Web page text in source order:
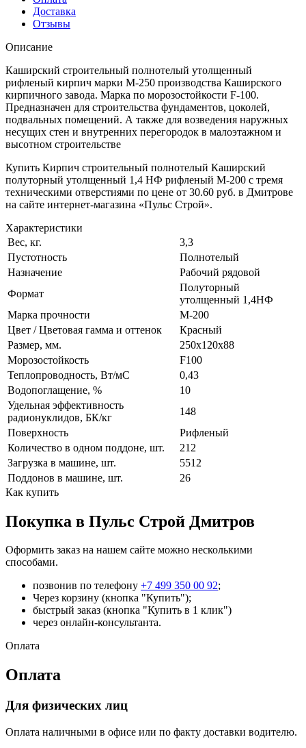
Доставка
Отзывы
Описание
Каширский строительный полнотелый утолщенный
рифленый кирпич марки М-250 производства Каширского
кирпичного завода. Марка по морозостойкости F-100.
Предназначен для строительства фундаментов, цоколей,
подвальных помещений. А также для возведения наружных
несущих стен и внутренних перегородок в малоэтажном и
высотном строительстве
Купить Кирпич строительный полнотелый Каширский
полуторный утолщенный 1,4 НФ рифленый М-200 с тремя
техническими отверстиями по цене от 30.60 руб. в Дмитрове
на сайте интернет-магазина «Пульс Строй».
Характеристики
Вес, кг.
3,3
Пустотность
Полнотелый
Назначение
Рабочий рядовой
Формат
Полуторный
утолщенный 1,4НФ
Марка прочности
М-200
Цвет / Цветовая гамма и оттенок
Красный
Размер, мм.
250х120х88
Морозостойкость
F100
Теплопроводность, Вт/мC
0,43
Водопоглащение, %
10
Удельная эффективность
радионуклидов, БК/кг
148
Поверхность
Рифленый
Количество в одном поддоне, шт.
212
Загрузка в машине, шт.
5512
Поддонов в машине, шт.
26
Как купить
Покупка в Пульс Строй Дмитров
Оформить заказ на нашем сайте можно несколькими
способами.
позвонив по телефону +7 499 350 00 92;
Через корзину (кнопка "Купить");
быстрый заказ (кнопка "Купить в 1 клик")
через онлайн-консультанта.
Оплата
Оплата
Для физических лиц
Оплата наличными в офисе или по факту доставки водителю.